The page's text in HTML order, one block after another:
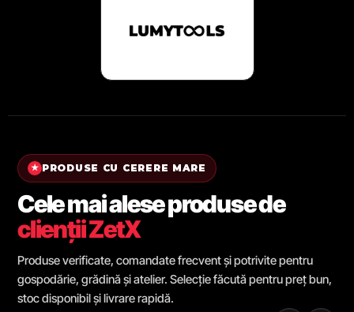
★ PRODUSE CU CERERE MARE
Cele mai alese produse de
clienții ZetX
Produse verificate, comandate frecvent și potrivite pentru
gospodărie, grădină și atelier. Selecție făcută pentru preț bun,
stoc disponibil și livrare rapidă.